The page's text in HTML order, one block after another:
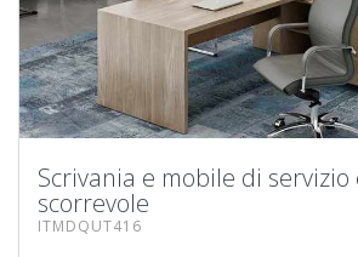
Scrivania e mobile di servizio
scorrevole
ITMDQUT416